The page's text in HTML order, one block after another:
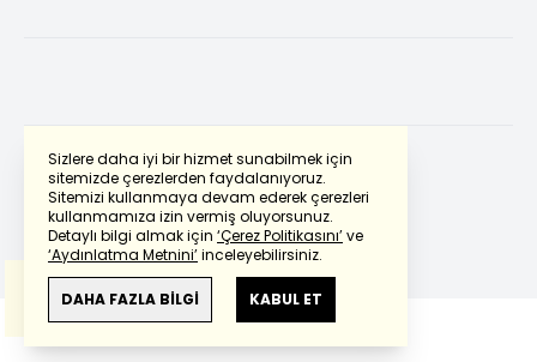
Sizlere daha iyi bir hizmet sunabilmek için
sitemizde çerezlerden faydalanıyoruz.
Sitemizi kullanmaya devam ederek çerezleri
kullanmamıza izin vermiş oluyorsunuz.
Detaylı bilgi almak için ‘Çerez Politikasını’ve
‘Aydınlatma Metnini’inceleyebilirsiniz.
DAHA FAZLA BİLGİ KABUL ET
Powered by Translate
Bu çevirideGoogle Transletekullanılmıştır.
Anlam ve çeviri hatalarından
haberturk.com
sorumlu değildir.